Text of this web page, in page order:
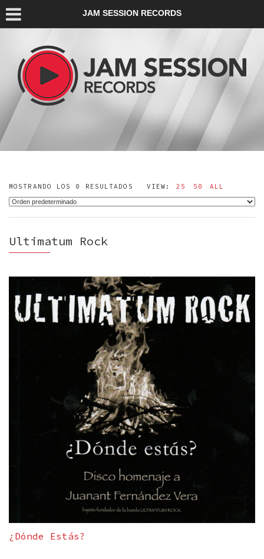
JAM SESSION RECORDS
MOSTRANDO LOS 0 RESULTADOS VIEW: 25 50 ALL
Ultimatum Rock
¿Dónde Estás?